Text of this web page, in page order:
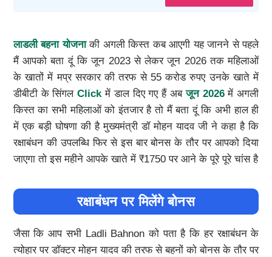
लाडली बहना योजनाकी अगली किस्त कब आएगी यह जानने से पहले
मैं आपको बता दूं कि जून 2023 से लेकर जून 2026 तक महिलाओं
के खातों में मप्र सरकार की तरफ से 55 करोड रुपए उनके खाते में
डीबीटी के सिंगलClick में डाल दिए गए हैं अबजून 2026में अगली
किस्त का सभी महिलाओं को इंतजार है तो मैं बता दूं कि अभी हाल ही
में एक बड़ी घोषणा की है मुख्यमंत्री डॉ मोहन यादव जी ने कहा है कि
रक्षाबंधन की उपलब्धि फिर से इस बार बोनस के तौर पर आपको दिया
जाएगा तो इस महीने आपके खाते में ₹1750 पर आने के पूरे पूरे चांस है
रक्षाबंधन पर मिलेंगे बोनस
जैसा कि आप सभी Ladli Bahnon को पता है कि हर रक्षाबंधन के
त्योहार पर डॉक्टर मोहन यादव की तरफ से बहनों को बोनस के तौर पर